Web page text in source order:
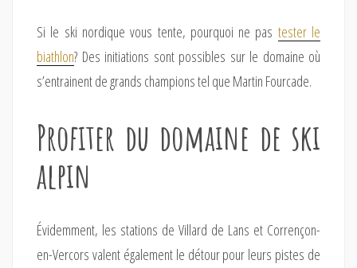
Si le ski nordique vous tente, pourquoi ne pas tester le
biathlon? Des initiations sont possibles sur le domaine où
s’entrainent de grands champions tel que Martin Fourcade.
Profiter du domaine de ski
alpin
Évidemment, les stations de Villard de Lans et Corrençon-
en-Vercors valent également le détour pour leurs pistes de